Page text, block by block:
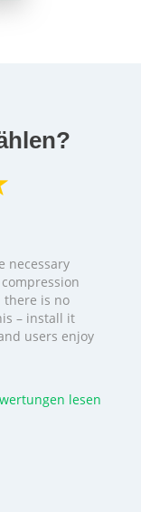
necessary
there is no
– install it
users enjoy
lesen